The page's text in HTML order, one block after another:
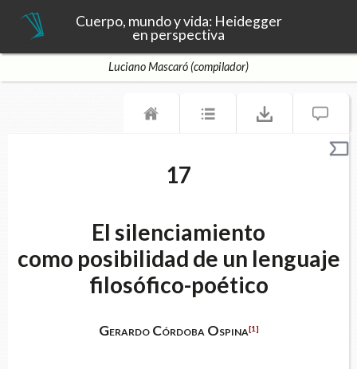
Cuerpo, mundo y vida: Heidegger
en perspectiva
Luciano Mascaró (compilador)
17
El silenciamiento
como posibilidad de un lenguaje
filosófico-poético
Gerardo Córdoba Ospina[1]